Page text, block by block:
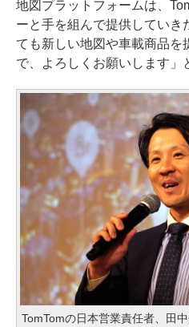
地図プラットフォームは、
ーと手を組んで提供していき
ても新しい地図や車載商品を
で、よろしくお願いします」
TomTomの日本営業責任者、田